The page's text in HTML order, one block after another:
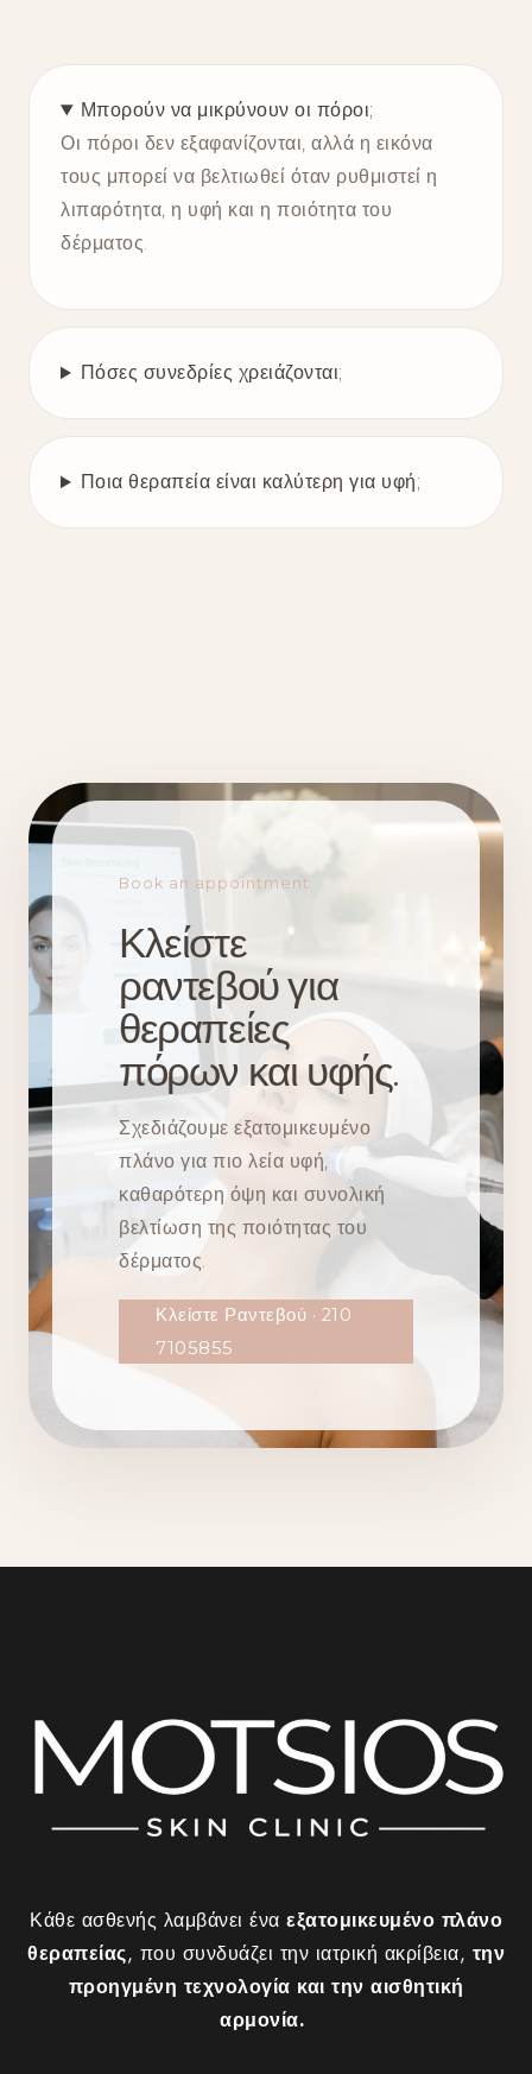
Μπορούν να μικρύνουν οι πόροι;
Οι πόροι δεν εξαφανίζονται, αλλά η εικόνα
τους μπορεί να βελτιωθεί όταν ρυθμιστεί η
λιπαρότητα, η υφή και η ποιότητα του
δέρματος.
Πόσες συνεδρίες χρειάζονται;
Ποια θεραπεία είναι καλύτερη για υφή;
Book an appointment
Κλείστε
ραντεβού για
θεραπείες
πόρων και υφής.
Σχεδιάζουμε εξατομικευμένο
πλάνο για πιο λεία υφή,
καθαρότερη όψη και συνολική
βελτίωση της ποιότητας του
δέρματος.
Κλείστε Ραντεβού · 210
7105855
Κάθε ασθενής λαμβάνει ένα εξατομικευμένο πλάνο
θεραπείας, που συνδυάζει την ιατρική ακρίβεια, την
προηγμένη τεχνολογία και την αισθητική
αρμονία.